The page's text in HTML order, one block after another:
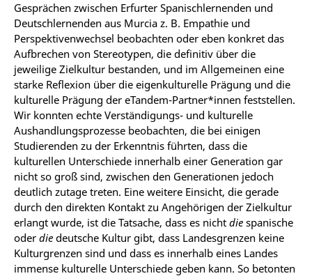
Gesprächen zwischen Erfurter Spanischlernenden und
Deutschlernenden aus Murcia z. B. Empathie und
Perspektivenwechsel beobachten oder eben konkret das
Aufbrechen von Stereotypen, die definitiv über die
jeweilige Zielkultur bestanden, und im Allgemeinen eine
starke Reflexion über die eigenkulturelle Prägung und die
kulturelle Prägung der eTandem-Partner*innen feststellen.
Wir konnten echte Verständigungs- und kulturelle
Aushandlungsprozesse beobachten, die bei einigen
Studierenden zu der Erkenntnis führten, dass die
kulturellen Unterschiede innerhalb einer Generation gar
nicht so groß sind, zwischen den Generationen jedoch
deutlich zutage treten. Eine weitere Einsicht, die gerade
durch den direkten Kontakt zu Angehörigen der Zielkultur
erlangt wurde, ist die Tatsache, dass es nicht die spanische
oder die deutsche Kultur gibt, dass Landesgrenzen keine
Kulturgrenzen sind und dass es innerhalb eines Landes
immense kulturelle Unterschiede geben kann. So betonten